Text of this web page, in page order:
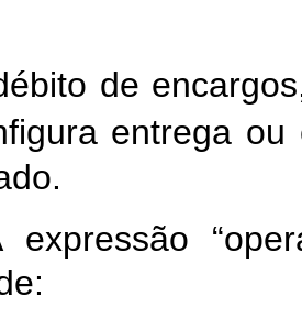
de
entrega